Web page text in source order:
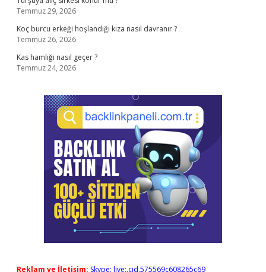
Temmuz 29, 2026
Koç burcu erkeği hoşlandığı kıza nasıl davranır ?
Temmuz 26, 2026
Kas hamlığı nasıl geçer ?
Temmuz 24, 2026
Reklam ve İletişim: Skype: live:.cid.575569c608265c69